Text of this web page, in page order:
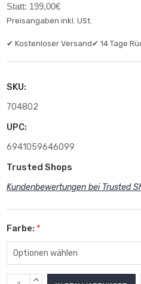
Statt: 199,00€
Preisangaben inkl. USt.
✔ Kostenloser Versand✔ 14 Tage
SKU:
704802
UPC:
6941059646099
Trusted Shops
Kundenbewertungen bei Trusted
Farbe: *
MENGE